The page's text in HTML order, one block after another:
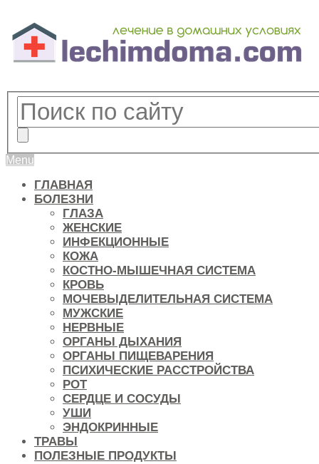
Menu
ГЛАВНАЯ
БОЛЕЗНИ
ГЛАЗА
ЖЕНСКИЕ
ИНФЕКЦИОННЫЕ
КОЖА
КОСТНО-МЫШЕЧНАЯ СИСТЕМА
КРОВЬ
МОЧЕВЫДЕЛИТЕЛЬНАЯ СИСТЕМА
МУЖСКИЕ
НЕРВНЫЕ
ОРГАНЫ ДЫХАНИЯ
ОРГАНЫ ПИЩЕВАРЕНИЯ
ПСИХИЧЕСКИЕ РАССТРОЙСТВА
РОТ
СЕРДЦЕ И СОСУДЫ
УШИ
ЭНДОКРИННЫЕ
ТРАВЫ
ПОЛЕЗНЫЕ ПРОДУКТЫ